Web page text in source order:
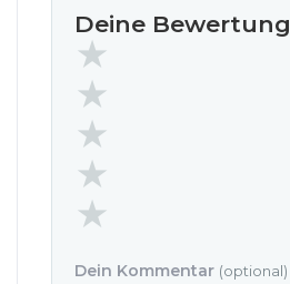
Deine Bewertung
Dein Kommentar (optional)